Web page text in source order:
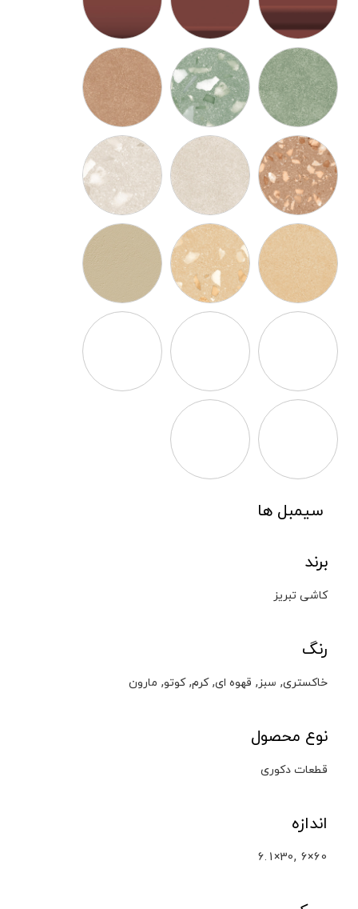
سیمبل ها
برند
کاشی تبریز
رنگ
خاکستری, سبز, قهوه ای,کرم,کوتو, مارون
نوع محصول
قطعات دکوری
اندازه
6.1×30, 6×60